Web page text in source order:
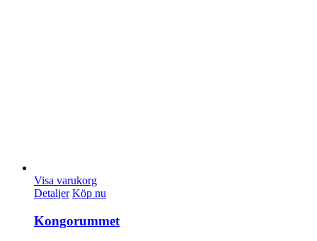
Visa varukorg
Detaljer Köp nu
Kongorummet